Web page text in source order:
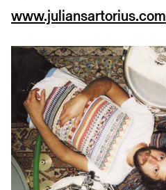
www.juliansartorius.com